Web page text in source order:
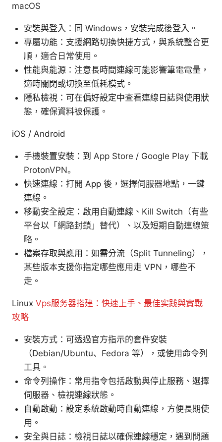
macOS
安裝與登入：同 Windows，安裝完成後登入。
專屬功能：支援網路切換快捷方式，與系統整合更
順，適合日常使用。
性能與能源：注意長時間連線可能影響筆電電量，
適時關閉或切換至低耗模式。
隱私檢視：可在偏好設定中查看連線日誌與使用狀
態，確保資料被保護。
iOS / Android
手機裝置安裝：到 App Store / Google Play 下載
ProtonVPN。
快速連線：打開 App 後，選擇伺服器地點，一鍵
連線。
移動安全設定：啟用自動連線、Kill Switch（有些
平台以「網路封鎖」替代）、以及短期自動連線策
略。
檔案存取與應用：如需分流（Split Tunneling），
某些版本支援你指定哪些應用走 VPN，哪些不
走。
Linux Vps服务器搭建：快速上手、最佳实践與實戰
攻略
安裝方式：可透過官方指示的套件安裝
（Debian/Ubuntu、Fedora 等），或使用命令列
工具。
命令列操作：常用指令包括啟動與停止服務、選擇
伺服器、檢視連線狀態。
自動啟動：設定系統啟動時自動連線，方便長期使
用。
安全與日誌：檢視日誌以確保連線穩定，遇到問題